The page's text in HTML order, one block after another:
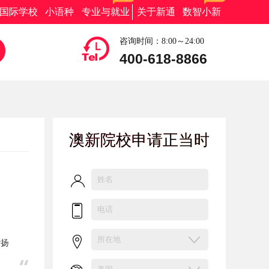
咨询时间：8:00～24:00
400-618-8866
际学校 小语种 专业与就业 关于新通 数智小新
澳新院校申请正当时